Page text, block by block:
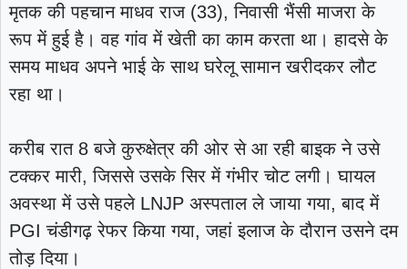
मृतक की पहचान माधव राज (33), निवासी भैंसी माजरा के
रूप में हुई है। वह गांव में खेती का काम करता था। हादसे के
समय माधव अपने भाई के साथ घरेलू सामान खरीदकर लौट
रहा था।
करीब रात 8 बजे कुरुक्षेत्र की ओर से आ रही बाइक ने उसे
टक्कर मारी, जिससे उसके सिर में गंभीर चोट लगी। घायल
अवस्था में उसे पहले LNJP अस्पताल ले जाया गया, बाद में
PGI चंडीगढ़ रेफर किया गया, जहां इलाज के दौरान उसने दम
तोड़ दिया।